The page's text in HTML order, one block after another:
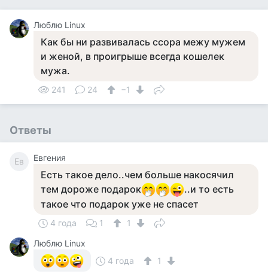
Люблю Linux
Как бы ни развивалась ссора межу мужем
и женой, в проигрыше всегда кошелек
мужа.
241 24 −1
Ответы
Ев Евгения
Есть такое дело..чем больше накосячил
тем дороже подарок
..и то есть
такое что подарок уже не спасет
4 года 1
1
Люблю Linux
4 года
1